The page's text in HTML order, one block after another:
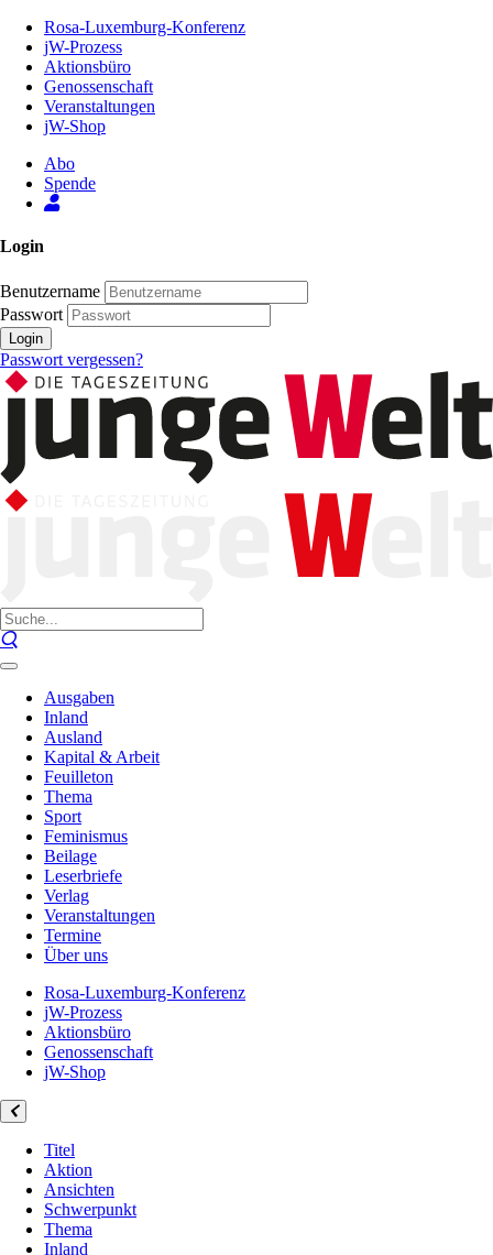
Inhalt
Seite
Rosa-Luxemburg-Konferenz
jW-Prozess
Aktionsbüro
Genossenschaft
Veranstaltungen
jW-Shop
Abo
Spende
Login
Benutzername
Passwort
Login
Passwort vergessen?
Ausgaben
Inland
Ausland
Kapital & Arbeit
Feuilleton
Thema
Sport
Feminismus
Beilage
Leserbriefe
Verlag
Veranstaltungen
Termine
Über uns
Rosa-Luxemburg-Konferenz
jW-Prozess
Aktionsbüro
Genossenschaft
jW-Shop
Titel
Aktion
Ansichten
Schwerpunkt
Thema
Inland